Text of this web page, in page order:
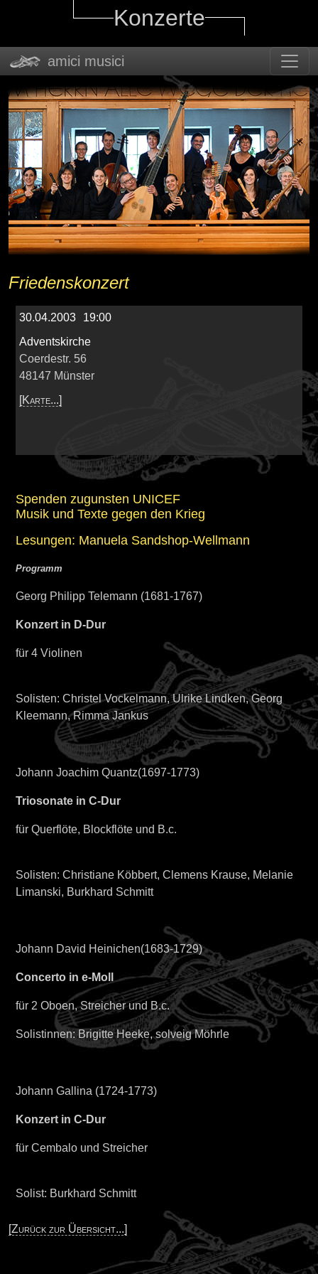
Konzerte
amici musici
Friedenskonzert
30.04.2003
19:00
Adventskirche
Coerdestr. 56
48147 Münster
[Karte...]
Spenden zugunsten UNICEF
Musik und Texte gegen den Krieg
Lesungen: Manuela Sandshop-Wellmann
Programm
Georg Philipp Telemann (1681-1767)
Konzert in D-Dur
für 4 Violinen
Solisten: Christel Vockelmann, Ulrike Lindken, Georg
Kleemann, Rimma Jankus
Johann Joachim Quantz(1697-1773)
Triosonate in C-Dur
für Querflöte, Blockflöte und B.c.
Solisten: Christiane Köbbert, Clemens Krause, Melanie
Limanski, Burkhard Schmitt
Johann David Heinichen(1683-1729)
Concerto in e-Moll
für 2 Oboen, Streicher und B.c.
Solistinnen: Brigitte Heeke, solveig Möhrle
Johann Gallina (1724-1773)
Konzert in C-Dur
für Cembalo und Streicher
Solist: Burkhard Schmitt
[Zurück zur Übersicht...]